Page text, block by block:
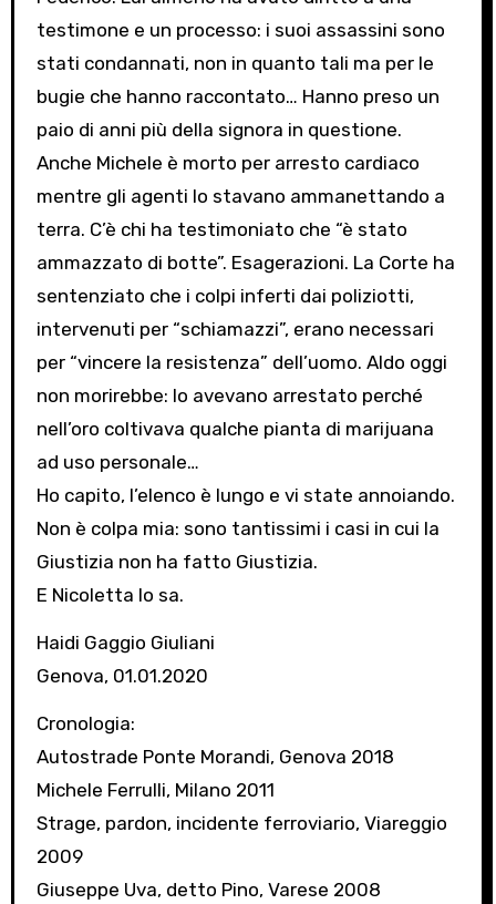
testimone e un processo: i suoi assassini sono
stati condannati, non in quanto tali ma per le
bugie che hanno raccontato… Hanno preso un
paio di anni più della signora in questione.
Anche Michele è morto per arresto cardiaco
mentre gli agenti lo stavano ammanettando a
terra. C’è chi ha testimoniato che “è stato
ammazzato di botte”. Esagerazioni. La Corte ha
sentenziato che i colpi inferti dai poliziotti,
intervenuti per “schiamazzi”, erano necessari
per “vincere la resistenza” dell’uomo. Aldo oggi
non morirebbe: lo avevano arrestato perché
nell’oro coltivava qualche pianta di marijuana
ad uso personale…
Ho capito, l’elenco è lungo e vi state annoiando.
Non è colpa mia: sono tantissimi i casi in cui la
Giustizia non ha fatto Giustizia.
E Nicoletta lo sa.
Haidi Gaggio Giuliani
Genova, 01.01.2020
Cronologia:
Autostrade Ponte Morandi, Genova 2018
Michele Ferrulli, Milano 2011
Strage, pardon, incidente ferroviario, Viareggio
2009
Giuseppe Uva, detto Pino, Varese 2008